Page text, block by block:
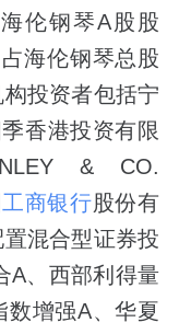
伦钢琴A股股
海伦钢琴总股
投资者包括宁
香港投资有限
& CO.
工商银行股份有
混合型证券投
A、西部利得量
数增强A、华夏